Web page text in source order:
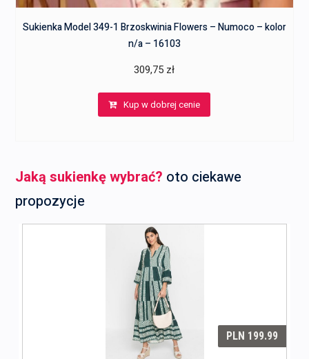
Sukienka Model 349-1 Brzoskwinia Flowers – Numoco – kolor
n/a – 16103
309,75 zł
Kup w dobrej cenie
Jaką sukienkę wybrać? oto ciekawe
propozycje